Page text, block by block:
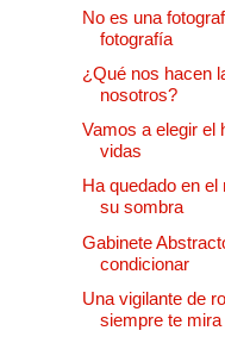
No es una
fotografía
¿Qué nos hacen
nosotros?
Vamos a elegir el
vidas
Ha quedado en
su sombra
Gabinete
condicionar
Una vigilante de
siempre te mira